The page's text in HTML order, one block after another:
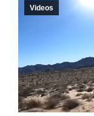
Videos